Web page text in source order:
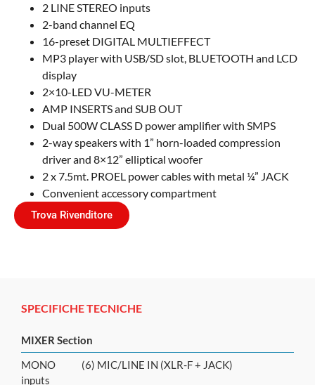
2 LINE STEREO inputs
2-band channel EQ
16-preset DIGITAL MULTIEFFECT
MP3 player with USB/SD slot, BLUETOOTH and LCD
display
2×10-LED VU-METER
AMP INSERTS and SUB OUT
Dual 500W CLASS D power amplifier with SMPS
2-way speakers with 1” horn-loaded compression
driver and 8×12” elliptical woofer
2 x 7.5mt. PROEL power cables with metal ¼” JACK
Convenient accessory compartment
Trova Rivenditore
SPECIFICHE TECNICHE
MIXER Section
MONO
inputs
(6) MIC/LINE IN (XLR-F + JACK)